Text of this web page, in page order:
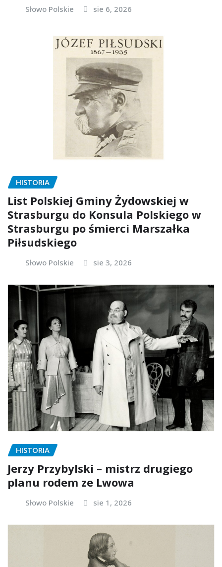
Słowo Polskie sie 6, 2026
HISTORIA
List Polskiej Gminy Żydowskiej w
Strasburgu do Konsula Polskiego w
Strasburgu po śmierci Marszałka
Piłsudskiego
Słowo Polskie sie 3, 2026
HISTORIA
Jerzy Przybylski – mistrz drugiego
planu rodem ze Lwowa
Słowo Polskie sie 1, 2026